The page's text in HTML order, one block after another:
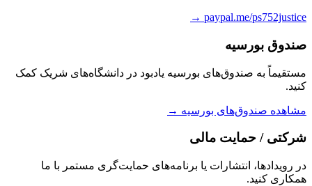
paypal.me/ps752justice →
صندوق بورسیه
مستقیماً به صندوق‌های بورسیه یادبود در دانشگاه‌های شریک کمک
کنید.
مشاهده صندوق‌های بورسیه →
شرکتی / حمایت مالی
در رویدادها، انتشارات یا برنامه‌های حمایت‌گری مستمر با ما
همکاری کنید.